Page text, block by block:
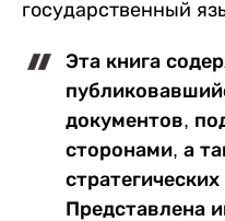
государственный
Эта книга
документов,
сторонами, а
Представлена